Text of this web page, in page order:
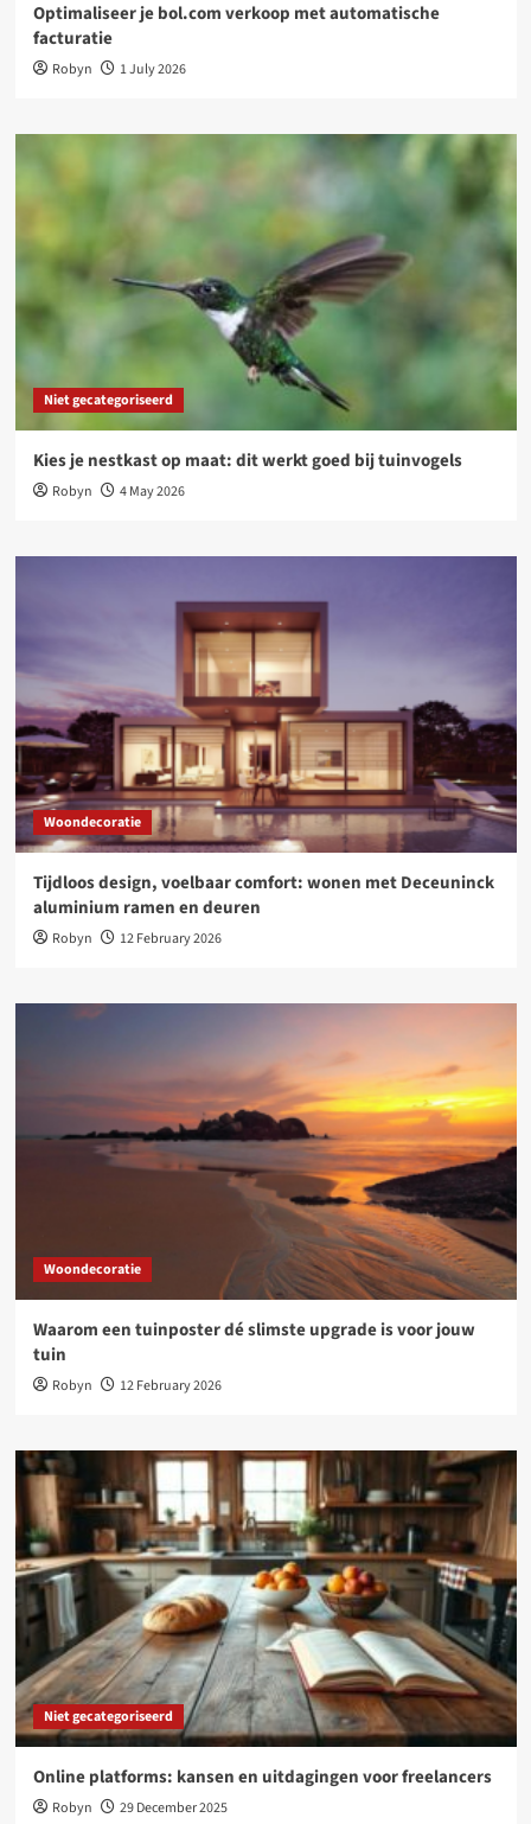
Optimaliseer je bol.com verkoop met automatische
facturatie
Robyn 1 July 2026
Niet gecategoriseerd
Kies je nestkast op maat: dit werkt goed bij tuinvogels
Robyn 4 May 2026
Woondecoratie
Tijdloos design, voelbaar comfort: wonen met Deceuninck
aluminium ramen en deuren
Robyn 12 February 2026
Woondecoratie
Waarom een tuinposter dé slimste upgrade is voor jouw
tuin
Robyn 12 February 2026
Niet gecategoriseerd
Online platforms: kansen en uitdagingen voor freelancers
Robyn 29 December 2025